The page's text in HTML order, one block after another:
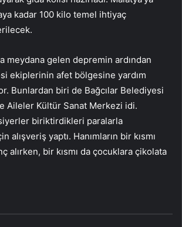
kadar 100 kilo temel ihtiyaç
meydana gelen depremin ardından
ekiplerinin afet bölgesine yardım
Bunlardan biri de Bağcılar Belediyesi
Aileler Kültür Sanat Merkezi idi.
biriktirdikleri paralarla
alışveriş yaptı. Hanımların bir kısmı
alırken, bir kısmı da çocuklara çikolata